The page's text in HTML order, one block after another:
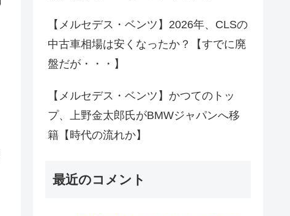
【メルセデス・ベンツ】2026年、CLSの
中古車相場は安くなったか？【すでに廃
盤だが・・・】
【メルセデス・ベンツ】かつてのトッ
プ、上野金太郎氏がBMWジャパンへ移
籍【時代の流れか】
最近のコメント